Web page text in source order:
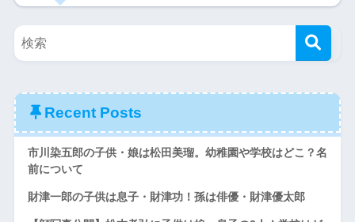
Recent Posts
市川染五郎の子供・娘は松田美瑠。幼稚園や学校はどこ？名
前について
財津一郎の子供は息子・財津功！孫は俳優・財津優太郎